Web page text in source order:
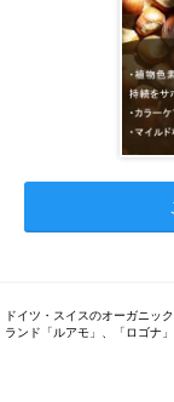
ドイツ・スイスのオーガニッ
ランド「ルアモ」、「ロゴナ